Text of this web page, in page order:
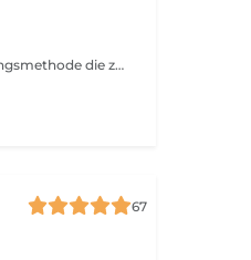
Threaden is een eeuwenoude oosterse ontharingsmethode die zeer geschikt is voor het gezicht. De haartjes worden met katoenen draden verwijderd, waardoor heel precies en snel gewerkt kan worden. Je kunt kiezen uit je gezicht of gezicht en wenkbrauwen.
67